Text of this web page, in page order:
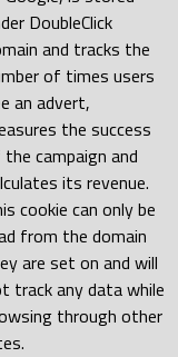
DoubleClick
and tracks the
of times users
an advert,
the success
campaign and
its revenue.
cookie can only be
from the domain
are set on and will
track any data while
through other